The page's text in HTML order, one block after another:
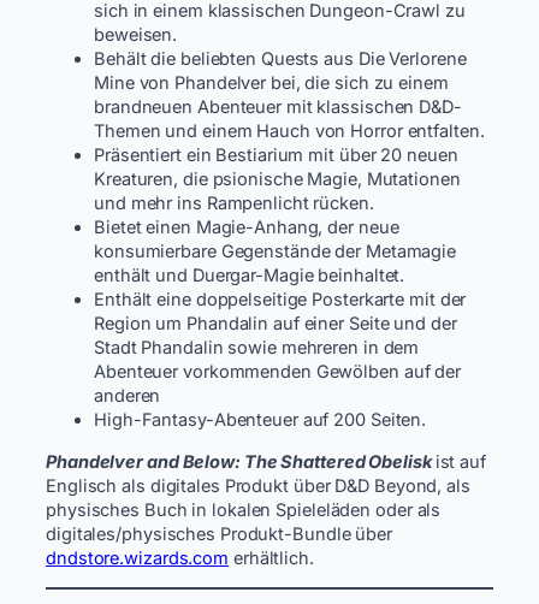
sich in einem klassischen Dungeon-Crawl zu
beweisen.
Behält die beliebten Quests aus Die Verlorene
Mine von Phandelver bei, die sich zu einem
brandneuen Abenteuer mit klassischen D&D-
Themen und einem Hauch von Horror entfalten.
Präsentiert ein Bestiarium mit über 20 neuen
Kreaturen, die psionische Magie, Mutationen
und mehr ins Rampenlicht rücken.
Bietet einen Magie-Anhang, der neue
konsumierbare Gegenstände der Metamagie
enthält und Duergar-Magie beinhaltet.
Enthält eine doppelseitige Posterkarte mit der
Region um Phandalin auf einer Seite und der
Stadt Phandalin sowie mehreren in dem
Abenteuer vorkommenden Gewölben auf der
anderen
High-Fantasy-Abenteuer auf 200 Seiten.
Phandelver and Below: The Shattered Obelisk ist auf
Englisch als digitales Produkt über D&D Beyond, als
physisches Buch in lokalen Spieleläden oder als
digitales/physisches Produkt-Bundle über
dndstore.wizards.com erhältlich.